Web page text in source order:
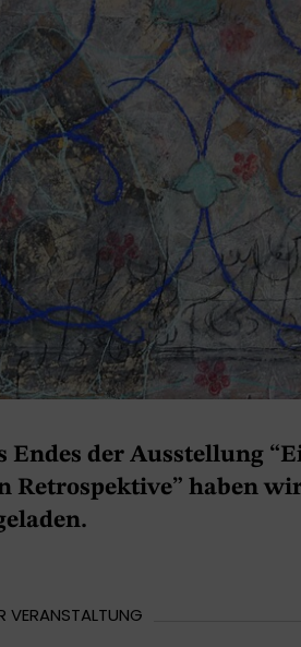
Endes der Ausstellung
Retrospektive” haben
VERANSTALTUNG